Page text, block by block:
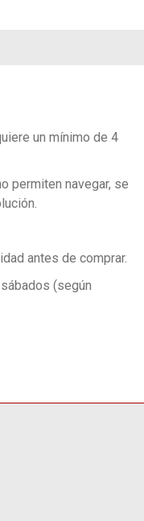
un mínimo de 4
permiten navegar, se
antes de comprar.
(según